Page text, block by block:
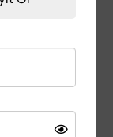
1.437,24